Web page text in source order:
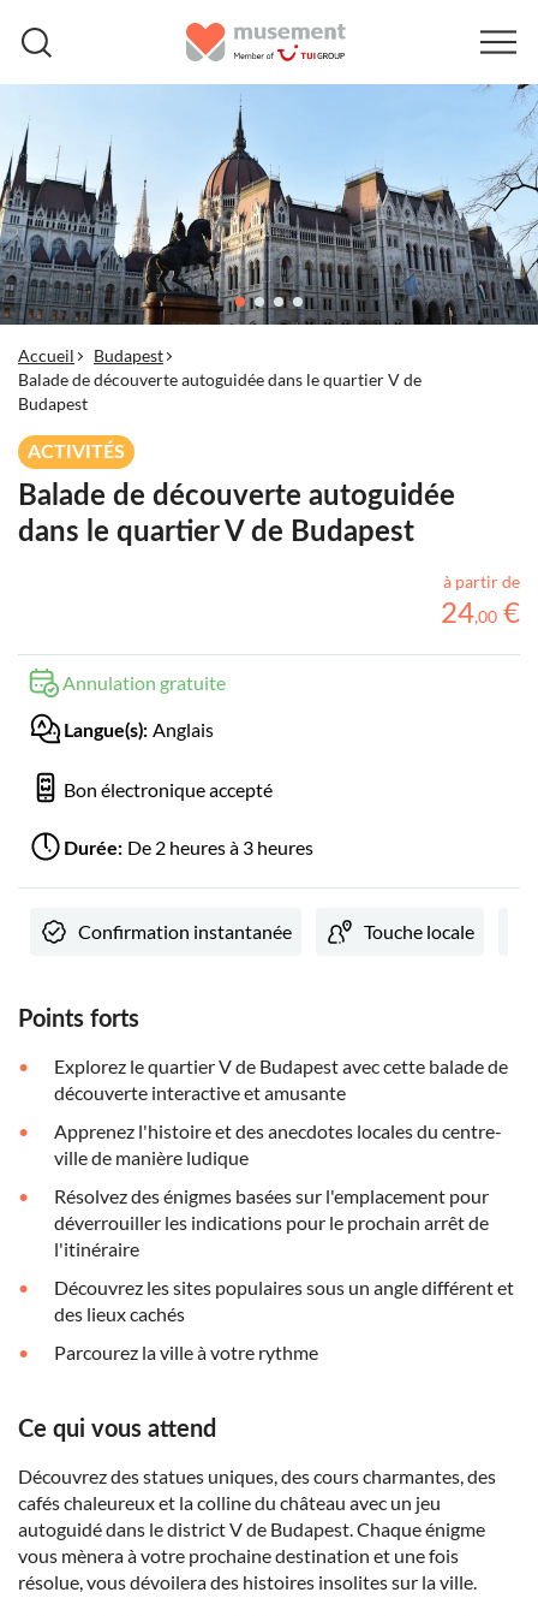
Accueil
Budapest
Balade de découverte autoguidée dans le quartier V de
Budapest
ACTIVITÉS
Balade de découverte autoguidée
dans le quartier V de Budapest
à partir de
24,00 €
Annulation gratuite
Langue(s): Anglais
Bon électronique accepté
Durée: De 2 heures à 3 heures
Confirmation instantanée Touche locale
Points forts
Explorez le quartier V de Budapest avec cette balade de
découverte interactive et amusante
Apprenez l'histoire et des anecdotes locales du centre-
ville de manière ludique
Résolvez des énigmes basées sur l'emplacement pour
déverrouiller les indications pour le prochain arrêt de
l'itinéraire
Découvrez les sites populaires sous un angle différent et
des lieux cachés
Parcourez la ville à votre rythme
Ce qui vous attend
Découvrez des statues uniques, des cours charmantes, des
cafés chaleureux et la colline du château avec un jeu
autoguidé dans le district V de Budapest. Chaque énigme
vous mènera à votre prochaine destination et une fois
résolue, vous dévoilera des histoires insolites sur la ville.